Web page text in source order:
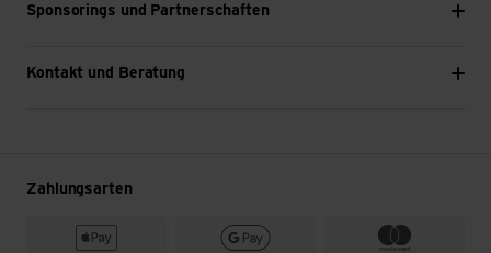
Sponsorings und Partnerschaften
Kontakt und Beratung
Zahlungsarten